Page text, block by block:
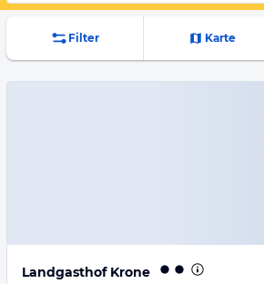
Filter Karte
Landgasthof Krone